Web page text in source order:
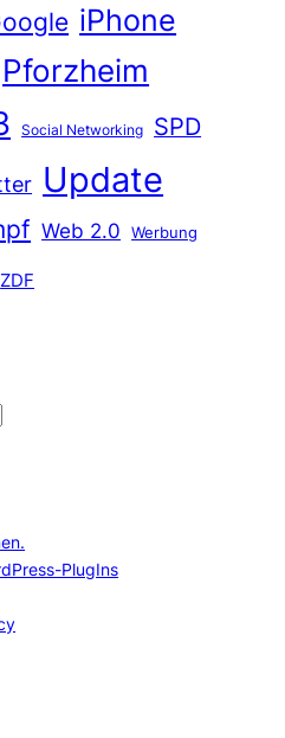
iPhone
Pforzheim
Social Networking
SPD
Update
Web 2.0 Werbung
ZDF
PlugIns